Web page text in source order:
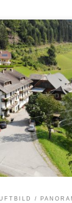
Bundesland
die Ortschaft am
bzw. die
von
ein Gedicht!